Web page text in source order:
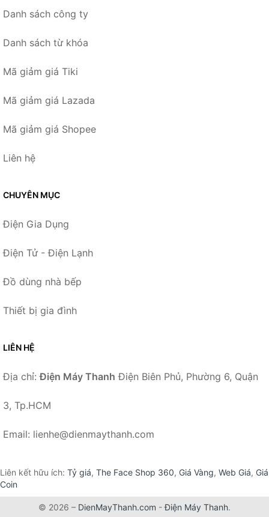
Danh sách công ty
Danh sách từ khóa
Mã giảm giá Tiki
Mã giảm giá Lazada
Mã giảm giá Shopee
Liên hệ
CHUYÊN MỤC
Điện Gia Dụng
Điện Tử - Điện Lạnh
Đồ dùng nhà bếp
Thiết bị gia đình
LIÊN HỆ
Địa chỉ:Điện Máy Thanh Điện Biên Phủ, Phường 6, Quận
3, Tp.HCM
Email: lienhe@dienmaythanh.com
Liên kết hữu ích: Tỷ giá, The Face Shop 360, Giá Vàng, Web Giá, Giá
Coin
© 2026 – DienMayThanh.com -Điện Máy Thanh.